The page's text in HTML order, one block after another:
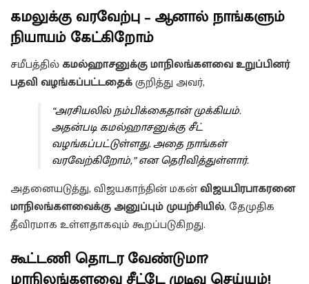
கமலுக்கு வரவேற்பு – ஆனால் நாங்களும்
நியாயம் கேட்கிறோம்
சமீபத்தில்கமல்ஹாசனுக்கு மாநிலங்களவை உறுப்பினர்
பதவி வழங்கப்பட்டதைக்குறித்து அவர்,
“அரசியலில் நம்பிக்கைதான் முக்கியம்.
அதன்படி கமல்ஹாசனுக்கு சீட்
வழங்கப்பட்டுள்ளது. அதை நாங்கள்
வரவேற்கிறோம்,” என தெரிவித்துள்ளார்.
அதனையடுத்து, விஜயகாந்தின் மகன்விஜயபிரபாகரனை
மாநிலங்களவைக்கு அனுப்பும் முயற்சியில், தேமுதிக
தீவிரமாக உள்ளதாகவும் கூறப்படுகிறது.
கூட்டணி தொடர வேண்டுமா?